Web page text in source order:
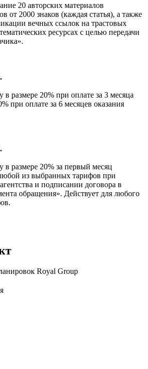
20 авторских материалов
от 2000 знаков (каждая статья), а также
вечных ссылок на трастовых
ресурсах с целью передачи
в размере 20% при оплате за 3 месяца
при оплате за 6 месяцев оказания
в размере 20% за первый месяц
из выбранных тарифов при
и подписании договора в
обращения». Действует для любого
Royal Group